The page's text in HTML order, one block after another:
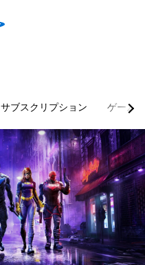
サブスクリプション ゲーム